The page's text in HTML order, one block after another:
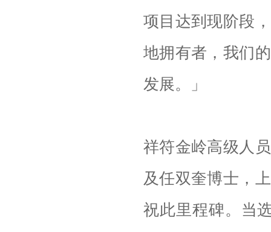
项目达到现阶段
地拥有者，我们
发展。」
祥符金岭高级人
及任双奎博士，
祝此里程碑。当